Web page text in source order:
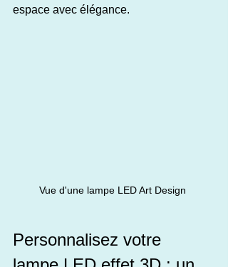
espace avec élégance.
Vue d'une lampe LED Art Design
Personnalisez votre